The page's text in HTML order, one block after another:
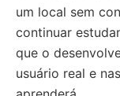
um local sem
continuar
que o
usuário real e